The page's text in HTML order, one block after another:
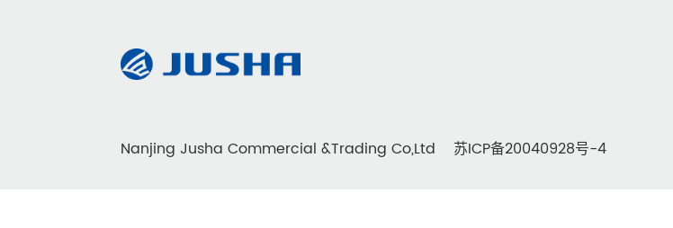
Nanjing Jusha Commercial &Trading Co,Ltd 苏ICP备20040928号-4